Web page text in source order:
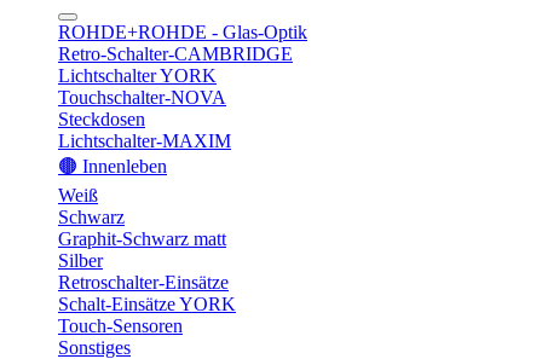
ROHDE+ROHDE - Glas-Optik
Retro-Schalter-CAMBRIDGE
Lichtschalter YORK
Touchschalter-NOVA
Steckdosen
Lichtschalter-MAXIM
🟤 Innenleben
Weiß
Schwarz
Graphit-Schwarz matt
Silber
Retroschalter-Einsätze
Schalt-Einsätze YORK
Touch-Sensoren
Sonstiges